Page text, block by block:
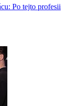
Po tejto profesii